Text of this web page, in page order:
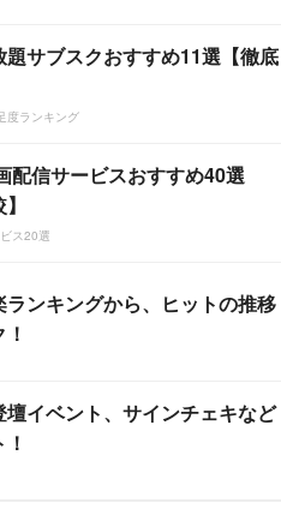
題サブスクおすすめ11選【徹底
度ランキング
配信サービスおすすめ40選
ス20選
ランキングから、ヒットの推移
壇イベント、サインチェキなど